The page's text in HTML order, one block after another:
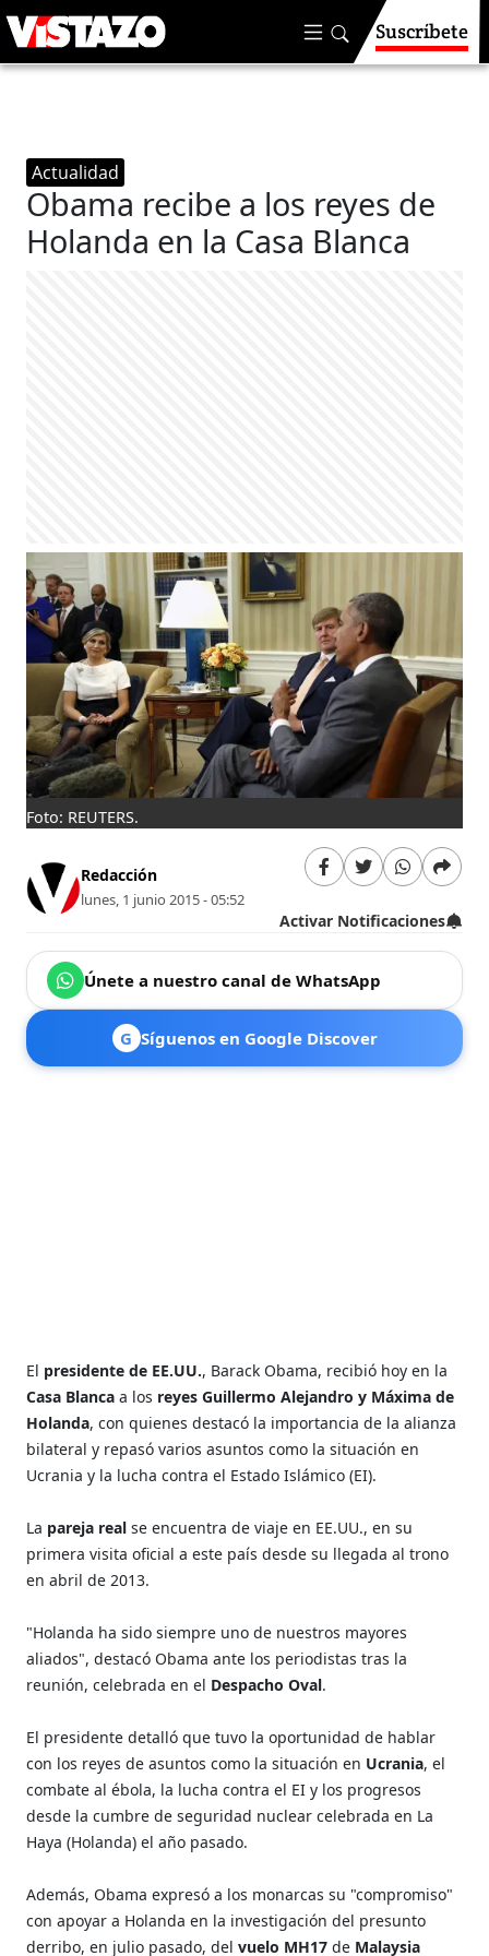
Suscríbete
Actualidad
Obama recibe a los reyes de
Holanda en la Casa Blanca
Foto: REUTERS.
Redacción
lunes, 1 junio 2015 - 05:52
Activar Notificaciones
Únete a nuestro canal de WhatsApp
G Síguenos en Google Discover
El presidente de EE.UU., Barack Obama, recibió hoy en la
Casa Blanca a los reyes Guillermo Alejandro y Máxima de
Holanda, con quienes destacó la importancia de la alianza
bilateral y repasó varios asuntos como la situación en
Ucrania y la lucha contra el Estado Islámico (EI).
La pareja realse encuentra de viaje en EE.UU., en su
primera visita oficial a este país desde su llegada al trono
en abril de 2013.
"Holanda ha sido siempre uno de nuestros mayores
aliados", destacó Obama ante los periodistas tras la
reunión, celebrada en el Despacho Oval.
El presidente detalló que tuvo la oportunidad de hablar
con los reyes de asuntos como la situación en Ucrania, el
combate al ébola, la lucha contra el EI y los progresos
desde la cumbre de seguridad nuclear celebrada en La
Haya (Holanda) el año pasado.
Además, Obama expresó a los monarcas su "compromiso"
con apoyar a Holanda en la investigación del presunto
derribo, en julio pasado, delvuelo MH17de Malaysia